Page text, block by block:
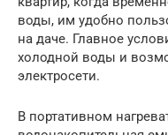
воды, им удобно
на даче. Главное
холодной воды и
электросети.
В портативном